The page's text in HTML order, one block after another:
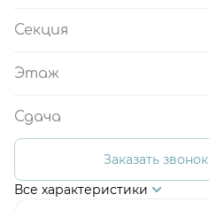
Секция
Этаж
Сдача
Заказать звонок
Все характеристики